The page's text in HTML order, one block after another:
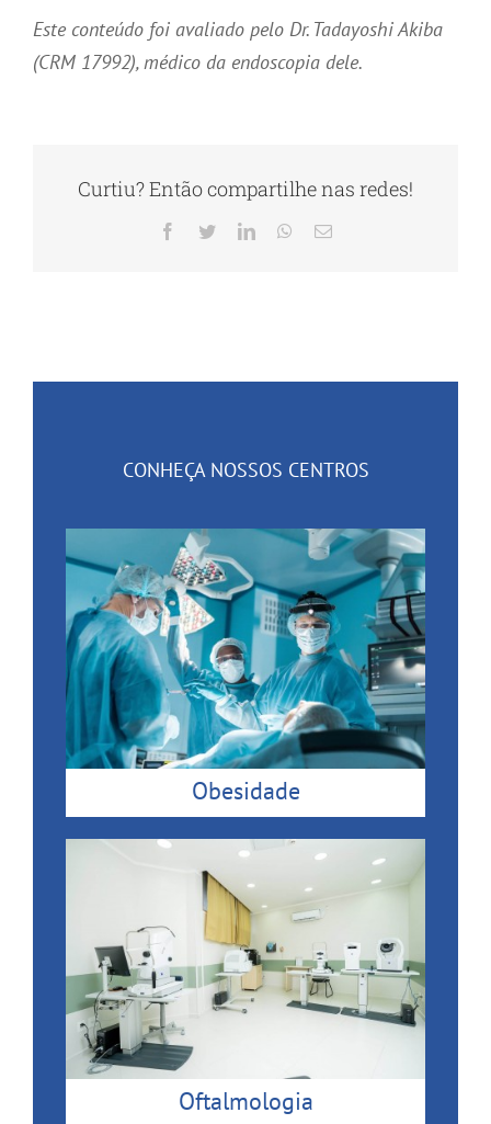
Este conteúdo foi avaliado pelo Dr. Tadayoshi Akiba
(CRM 17992), médico da endoscopia dele.
Curtiu? Então compartilhe nas redes!
Facebook
TwitterLinkedInWhatsApp
E-
CONHEÇA NOSSOS CENTROS
Obesidade
Oftalmologia